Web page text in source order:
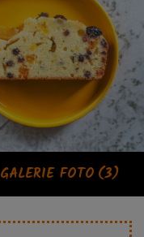
GALERIE FOTO (3)